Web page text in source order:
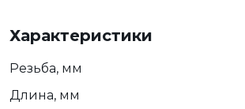
Характеристики
Резьба, мм
Длина, мм